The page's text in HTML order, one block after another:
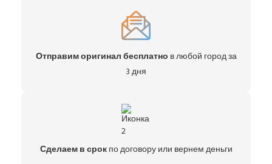
Отправим оригинал бесплатно в любой город за
3 дня
Сделаем в срокпо договору или вернем деньги